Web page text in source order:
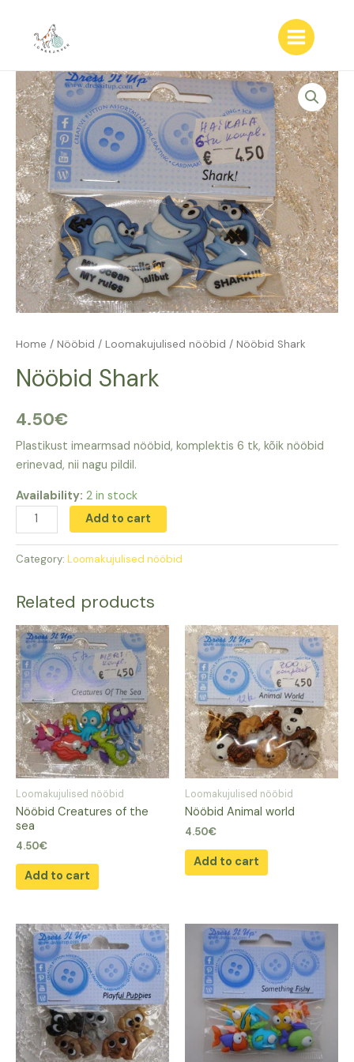
content
Main
Menu
Home / Nööbid / Loomakujulised nööbid / Nööbid Shark
Nööbid Shark
4.50€
Plastikust imearmsad nööbid, komplektis 6 tk, kõik nööbid
erinevad, nii nagu pildil.
Availability: 2 in stock
Nööbid
Shark
quantity
Add to cart
Category: Loomakujulised nööbid
Related products
Loomakujulised nööbid
Nööbid Creatures of the
sea
4.50€
Add to cart
Loomakujulised nööbid
Nööbid Animal world
4.50€
Add to cart